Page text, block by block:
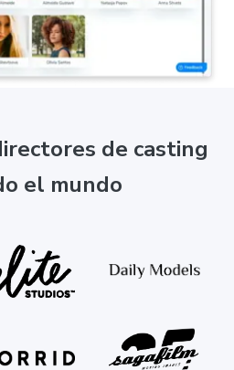
de casting
el mundo